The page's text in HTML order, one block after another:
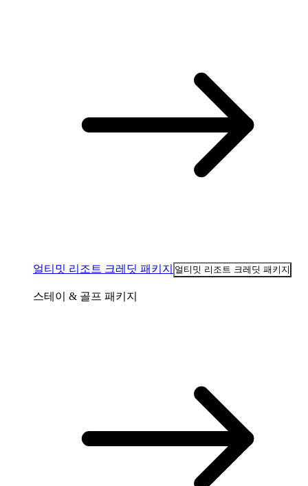
얼티밋 리조트 크레딧 패키지 얼티밋 리조트 크레딧 패키지
스테이 & 골프 패키지